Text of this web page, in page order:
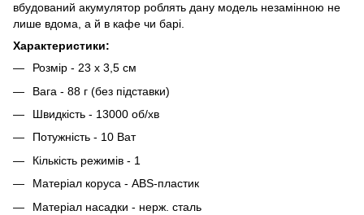
вбудований акумулятор роблять дану модель незамінною не
лише вдома, а й в кафе чи барі.
Характеристики:
Розмір - 23 х 3,5 см
Вага - 88 г (без підставки)
Швидкість - 13000 об/хв
Потужність - 10 Ват
Кількість режимів - 1
Матеріал коруса - ABS-пластик
Матеріал насадки - нерж. сталь